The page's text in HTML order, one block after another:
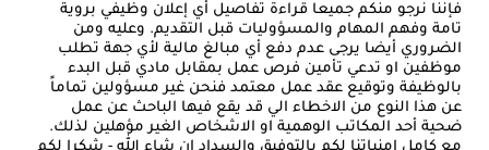
فإننا نرجو منكم جميعا قراءة تفاصيل أي إعلان وظيفي بروية
تامة وفهم المهام والمسؤوليات قبل التقديم. وعليه ومن
الضروري أيضا يرجى عدم دفع أي مبالغ مالية لأي جهة تطلب
موظفين او تدعي تأمين فرص عمل بمقابل مادي قبل البدء
بالوظيفة وتوقيع عقد عمل معتمد فنحن غير مسؤولين تماماً
عن هذا النوع من الاخطاء الي قد يقع فيها الباحث عن عمل
ضحية أحد المكاتب الوهمية او الاشخاص الغير مؤهلين لذلك.